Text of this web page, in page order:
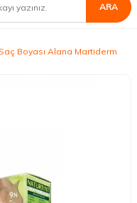
ARA
Saç Boyası Alana Martiderm